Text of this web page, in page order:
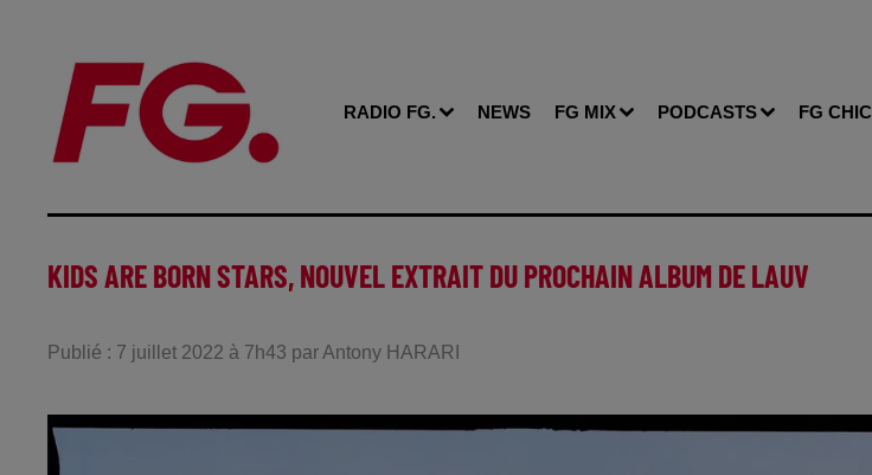
RADIO FG. NEWS FG MIX PODCASTS FG CHIC
KIDS ARE BORN STARS, NOUVEL EXTRAIT DU PROCHAIN ALBUM DE LAUV
Publié : 7 juillet 2022 à 7h43 par Antony HARARI